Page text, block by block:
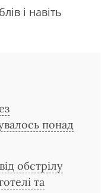
і навіть
понад
обстрілу
та